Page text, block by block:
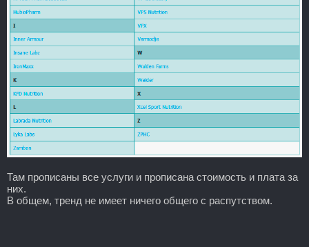
Там прописаны все услуги и прописана стоимость и плата за
них.
В общем, тренд не имеет ничего общего с распутством.